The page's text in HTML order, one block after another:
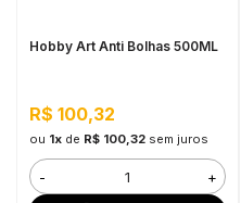
Hobby Art Anti Bolhas 500ML
R$ 100,32
ou 1xde R$ 100,32 sem juros
- +